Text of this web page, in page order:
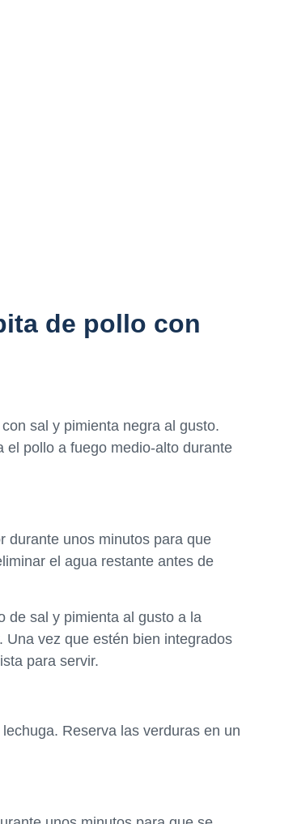
de pollo con
sal y pimienta negra al gusto.
el pollo a fuego medio-alto durante
durante unos minutos para que
el agua restante antes de
de sal y pimienta al gusto a la
Una vez que estén bien integrados
para servir.
Reserva las verduras en un